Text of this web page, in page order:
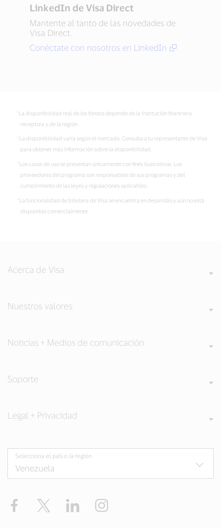
LinkedIn de Visa Direct
Mantente al tanto de las novedades de
Visa Direct.
Conéctate con nosotros en LinkedIn
La disponibilidad real de los fondos depende de la institución financiera
receptora y de la región.
La disponibilidad varía según el mercado. Consulta a tu representante de Visa
para obtener más información sobre la disponibilidad.
Los casos de uso se presentan únicamente con fines ilustrativos. Los
proveedores del programa son responsables de sus programas y del
cumplimiento de las leyes y regulaciones aplicables.
La funcionalidad de billetera de Visa se encuentra en desarrollo y aún no está
disponible comercialmente.
Acerca de Visa
Nuestros valores
Noticias + Medios de comunicación
Soporte
Legal + Privacidad
Selecciona el país o la región
Facebook Twitter LinkedIn